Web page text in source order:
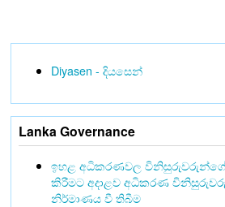
Diyasen - දියසෙන්
Lanka Governance
ඉහළ අධිකරණවල විනිසුරුවරුන්ගේ
කිරීමට අදාළව අධිකරණ
නිර්මාණය වී තිබීම